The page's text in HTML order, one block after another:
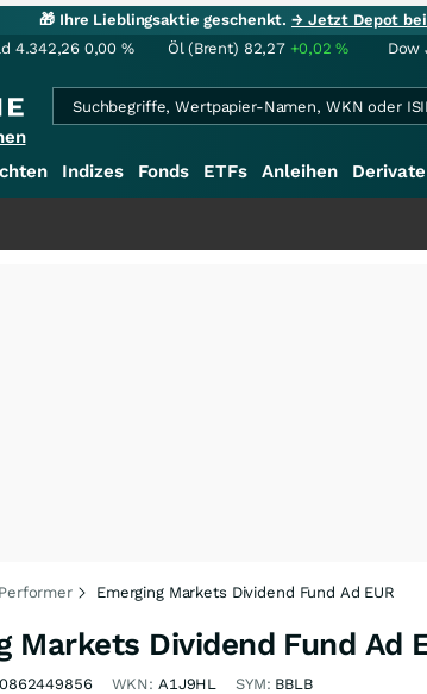
🎁 Ihre Lieblingsaktie geschenkt.→ Jetzt Depot bei
4.342,26 0,00 % Öl (Brent) 82,27 +0,02% Dow
Indizes Fonds ETFs Anleihen Derivate
Emerging Markets Dividend Fund Ad EUR
Markets Dividend Fund Ad
WKN: A1J9HL SYM: BBLB